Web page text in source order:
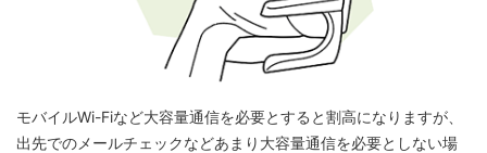
モバイルWi-Fiなど大容量通信を必要とすると割高になりますが、
出先でのメールチェックなどあまり大容量通信を必要としない場